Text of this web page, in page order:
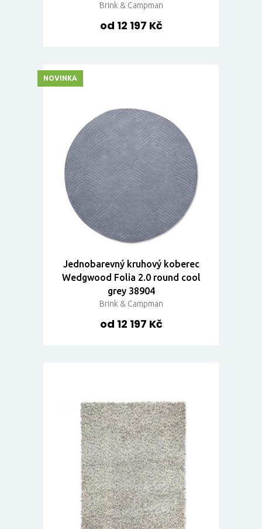
Brink & Campman
od 12 197 Kč
Jednobarevný kruhový koberec
Wedgwood Folia 2.0 round cool
grey 38904
Brink & Campman
od 12 197 Kč
NOVINKA